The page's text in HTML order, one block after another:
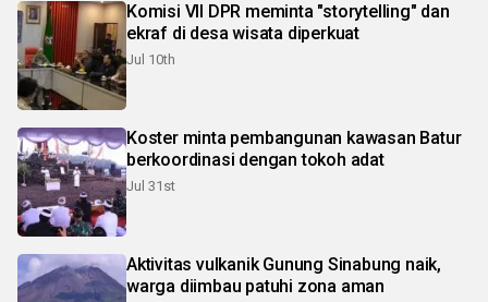
Komisi VII DPR meminta "storytelling" dan
ekraf di desa wisata diperkuat
Jul 10th
Koster minta pembangunan kawasan Batur
berkoordinasi dengan tokoh adat
Jul 31st
Aktivitas vulkanik Gunung Sinabung naik,
warga diimbau patuhi zona aman